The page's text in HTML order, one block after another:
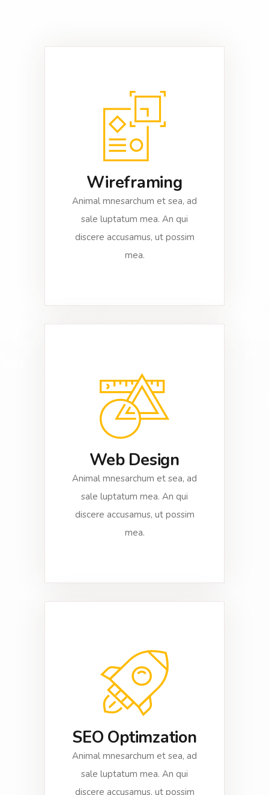
Wireframing
Animal mnesarchum et sea, ad
sale luptatum mea. An qui
discere accusamus, ut possim
mea.
Web Design
Animal mnesarchum et sea, ad
sale luptatum mea. An qui
discere accusamus, ut possim
mea.
SEO Optimzation
Animal mnesarchum et sea, ad
sale luptatum mea. An qui
discere accusamus, ut possim